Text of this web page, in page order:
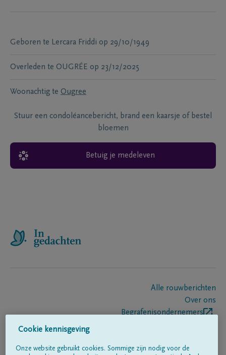
Geboren te Lercara Friddi op 29/10/1949
Overleden te OUGRÉE op 23/12/2025
Woonachtig te Ougree
Stuur een condoléancebericht, brand een kaarsje of bestel
bloemen
Betuig je medeleven
Alle rouwberichten
Over ons
Begrafenisondernemers
Cookie kennisgeving
Onze website gebruikt cookies. Sommige zijn nodig voor de